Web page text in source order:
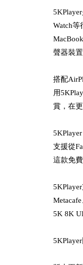
Watch等
聲器裝置
搭配
用
賞，在
支援從
這款免
5K 8K